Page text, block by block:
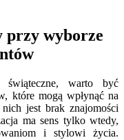
przy wyborze
świąteczne, warto być
które mogą wpłynąć na
jest brak znajomości
ma sens tylko wtedy,
i stylowi życia.